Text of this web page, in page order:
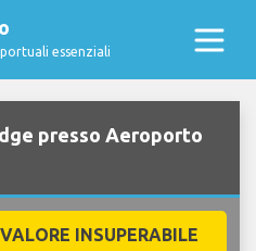
essenziali
presso Aeroporto
INSUPERABILE